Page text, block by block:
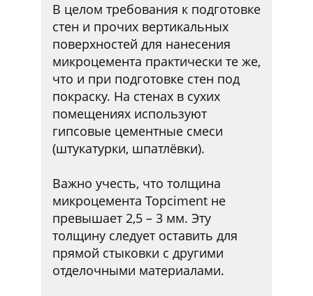
В целом требования к подготовке
стен и прочих вертикальных
поверхностей для нанесения
микроцемента практически те же,
что и при подготовке стен под
покраску. На стенах в сухих
помещениях используют
гипсовые цементные смеси
(штукатурки, шпатлёвки).
Важно учесть, что толщина
микроцемента Topciment не
превышает 2,5 – 3 мм. Эту
толщину следует оставить для
прямой стыковки с другими
отделочными материалами.